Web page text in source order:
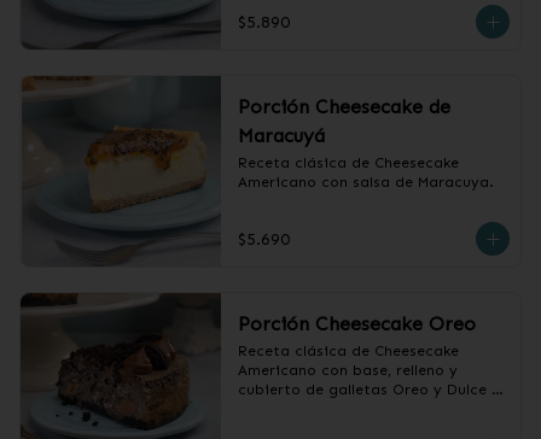
$5.890
Porción Cheesecake de
Maracuyá
Receta clásica de Cheesecake
Americano con salsa de Maracuya.
$5.690
Porción Cheesecake Oreo
Receta clásica de Cheesecake
Americano con base, relleno y
cubierto de galletas Oreo y Dulce